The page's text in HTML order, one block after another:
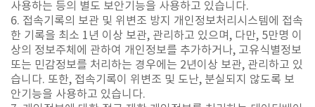
사용하는 등의 별도 보안기능을 사용하고 있습니다.
6. 접속기록의 보관 및 위변조 방지 개인정보처리시스템에 접속
한 기록을 최소 1년 이상 보관, 관리하고 있으며, 다만, 5만명 이
상의 정보주체에 관하여 개인정보를 추가하거나, 고유식별정보
또는 민감정보를 처리하는 경우에는 2년이상 보관, 관리하고 있
습니다. 또한, 접속기록이 위변조 및 도난, 분실되지 않도록 보
안기능을 사용하고 있습니다.